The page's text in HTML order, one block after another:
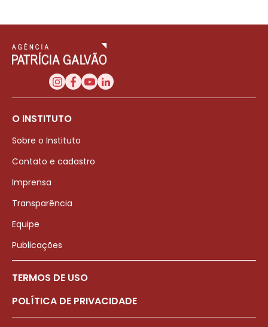
O INSTITUTO
Sobre o Instituto
Contato e cadastro
Imprensa
Transparência
Equipe
Publicações
TERMOS DE USO
POLÍTICA DE PRIVACIDADE